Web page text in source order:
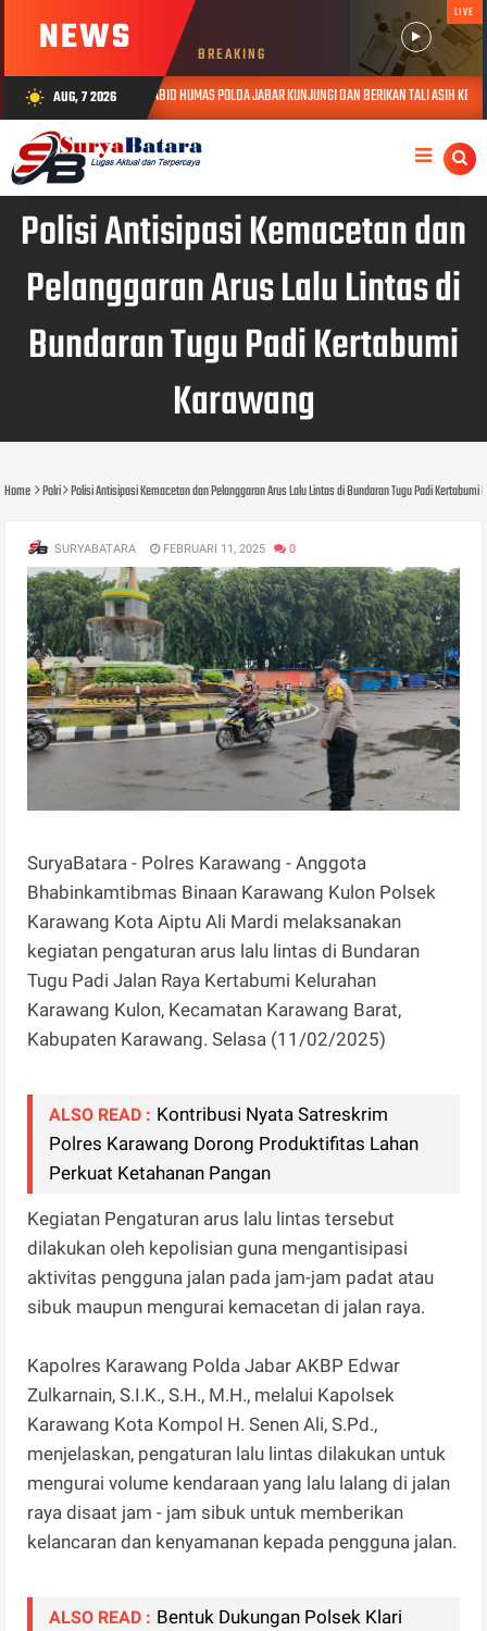
NEWS BREAKING
LIVE
wb_sunny AUG, 7 2026
AUG 06, 2026 KABID HUMAS POLDA JABAR KUNJUNGI DAN BERIKAN TALI ASIH KEPADA LANSIA
Polisi Antisipasi Kemacetan dan
Pelanggaran Arus Lalu Lintas di
Bundaran Tugu Padi Kertabumi
Karawang
Home Polri Polisi Antisipasi Kemacetan dan Pelanggaran Arus Lalu Lintas di Bundaran Tugu Padi Kertabumi
SURYABATARA FEBRUARI 11, 2025 0
SuryaBatara - Polres Karawang - Anggota
Bhabinkamtibmas Binaan Karawang Kulon Polsek
Karawang Kota Aiptu Ali Mardi melaksanakan
kegiatan pengaturan arus lalu lintas di Bundaran
Tugu Padi Jalan Raya Kertabumi Kelurahan
Karawang Kulon, Kecamatan Karawang Barat,
Kabupaten Karawang. Selasa (11/02/2025)
ALSO READ : Kontribusi Nyata Satreskrim
Polres Karawang Dorong Produktifitas Lahan
Perkuat Ketahanan Pangan
Kegiatan Pengaturan arus lalu lintas tersebut
dilakukan oleh kepolisian guna mengantisipasi
aktivitas pengguna jalan pada jam-jam padat atau
sibuk maupun mengurai kemacetan di jalan raya.
Kapolres Karawang Polda Jabar AKBP Edwar
Zulkarnain, S.I.K., S.H., M.H., melalui Kapolsek
Karawang Kota Kompol H. Senen Ali, S.Pd.,
menjelaskan, pengaturan lalu lintas dilakukan untuk
mengurai volume kendaraan yang lalu lalang di jalan
raya disaat jam - jam sibuk untuk memberikan
kelancaran dan kenyamanan kepada pengguna jalan.
ALSO READ : Bentuk Dukungan Polsek Klari